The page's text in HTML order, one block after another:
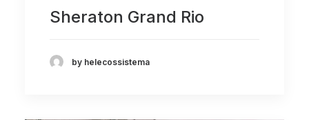
Sheraton Grand Rio
by helecossistema